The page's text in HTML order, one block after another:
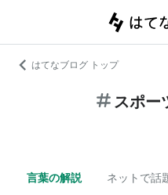
はてなブログ トップ
スポー
言葉の解説 ネットで話